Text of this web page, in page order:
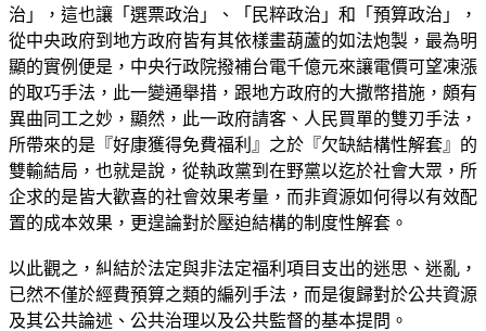
治」，這也讓「選票政治」、「民粹政治」和「預算政治」，
從中央政府到地方政府皆有其依樣畫葫蘆的如法炮製，最為明
顯的實例便是，中央行政院撥補台電千億元來讓電價可望凍漲
的取巧手法，此一變通舉措，跟地方政府的大撒幣措施，頗有
異曲同工之妙，顯然，此一政府請客、人民買單的雙刃手法，
所帶來的是『好康獲得免費福利』之於『欠缺結構性解套』的
雙輸結局，也就是說，從執政黨到在野黨以迄於社會大眾，所
企求的是皆大歡喜的社會效果考量，而非資源如何得以有效配
置的成本效果，更遑論對於壓迫結構的制度性解套。
以此觀之，糾結於法定與非法定福利項目支出的迷思、迷亂，
已然不僅於經費預算之類的編列手法，而是復歸對於公共資源
及其公共論述、公共治理以及公共監督的基本提問。